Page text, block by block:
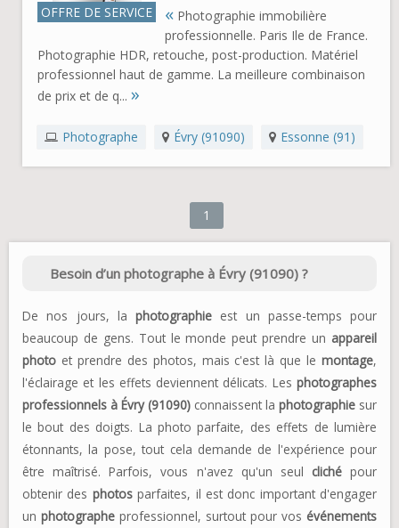
OFFRE DE SERVICE « Photographie immobilière
professionnelle. Paris Ile de France.
Photographie HDR, retouche, post-production. Matériel
professionnel haut de gamme. La meilleure combinaison
de prix et de q... »
Photographe Évry (91090) Essonne (91)
1
Besoin d’un photographe à Évry (91090) ?
De nos jours, la photographie est un passe-temps pour
beaucoup de gens. Tout le monde peut prendre un appareil
photo et prendre des photos, mais c'est là que le montage,
l'éclairage et les effets deviennent délicats. Les photographes
professionnels à Évry (91090) connaissent la photographie sur
le bout des doigts. La photo parfaite, des effets de lumière
étonnants, la pose, tout cela demande de l'expérience pour
être maîtrisé. Parfois, vous n'avez qu'un seul clichépour
obtenir des photosparfaites, il est donc important d'engager
un photographe professionnel, surtout pour vos événements